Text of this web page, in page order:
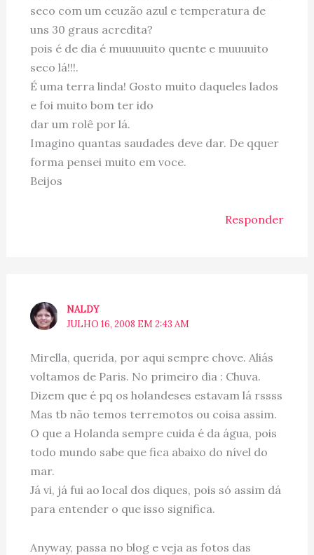
seco com um ceuzão azul e temperatura de
uns 30 graus acredita?
pois é de dia é muuuuuito quente e muuuuito
seco lá!!!.
É uma terra linda! Gosto muito daqueles lados
e foi muito bom ter ido
dar um rolê por lá.
Imagino quantas saudades deve dar. De qquer
forma pensei muito em voce.
Beijos
Responder
NALDY
JULHO 16, 2008 EM 2:43 AM
Mirella, querida, por aqui sempre chove. Aliás
voltamos de Paris. No primeiro dia : Chuva.
Dizem que é pq os holandeses estavam lá rssss
Mas tb não temos terremotos ou coisa assim.
O que a Holanda sempre cuida é da água, pois
todo mundo sabe que fica abaixo do nível do
mar.
Já vi, já fui ao local dos diques, pois só assim dá
para entender o que isso significa.
Anyway, passa no blog e veja as fotos das